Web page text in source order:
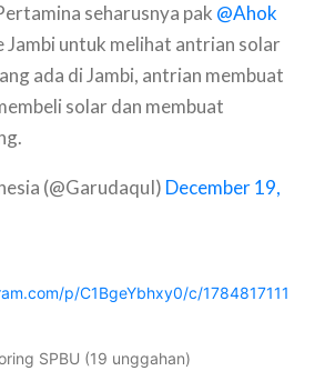
seharusnya pak @Ahok
Jambi untuk melihat antrian solar
ada di Jambi, antrian membuat
solar dan membuat
(@GarudaquI) December 19,
p/C1BgeYbhxy0/c/1784817111
SPBU (19 unggahan)